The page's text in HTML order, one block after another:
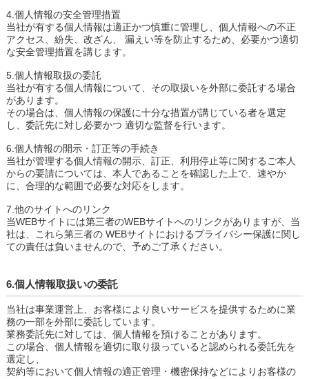
4.個人情報の安全管理措置
当社が有する個人情報は適正かつ慎重に管理し、個人情報への不正
アクセス、紛失、改ざん、 漏えい等を防止するため、必要かつ適切
な安全管理措置を講じます。
5.個人情報取扱の委託
当社が有する個人情報について、その取扱いを外部に委託する場合
があります。
その場合は、個人情報の保護に十分な措置が講じている者を選定
し、委託先に対し必要かつ 適切な監督を行います。
6.個人情報の開示・訂正等の手続き
当社が管理する個人情報の開示、訂正、利用停止等に関するご本人
からの要請については、本人であることを確認した上で、速やか
に、合理的な範囲で必要な対応をします。
7.他のサイトへのリンク
当WEBサイトには第三者のWEBサイトへのリンクがありますが、当
社は、これら第三者の WEBサイトにおけるプライバシー保護に関し
ての責任は負いませんので、予めご了承ください。
6.個人情報取扱いの委託
当社は事業運営上、お客様により良いサービスを提供するために業
務の一部を外部に委託しています。
業務委託先に対しては、個人情報を預けることがあります。
この場合、個人情報を適切に取り扱っていると認められる委託先を
選定し、
契約等において個人情報の適正管理・機密保持などによりお客様の